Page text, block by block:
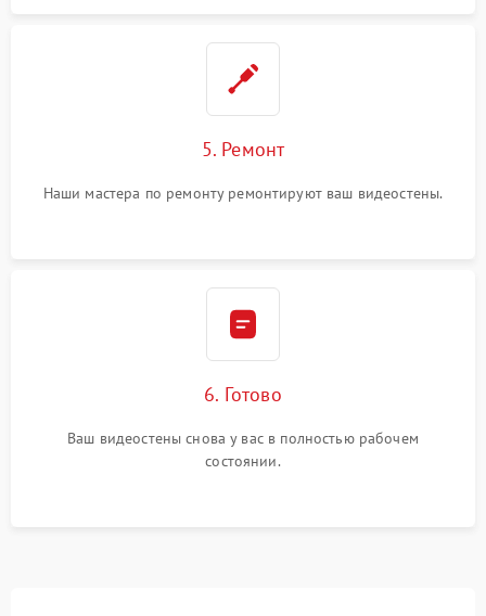
5. Ремонт
Наши мастера по ремонту ремонтируют ваш видеостены.
6. Готово
Ваш видеостены снова у вас в полностью рабочем
состоянии.